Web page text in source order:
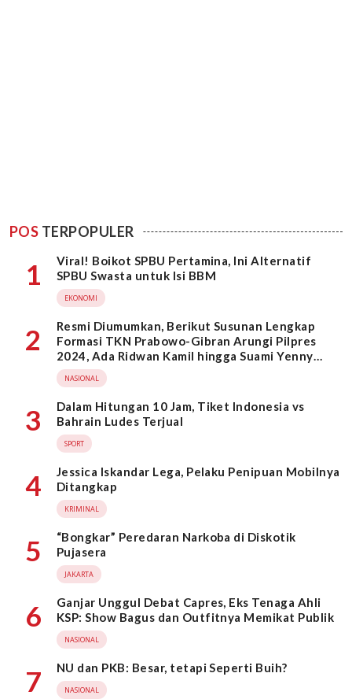
POS TERPOPULER
1
Viral! Boikot SPBU Pertamina, Ini Alternatif
SPBU Swasta untuk Isi BBM
EKONOMI
2
Resmi Diumumkan, Berikut Susunan Lengkap
Formasi TKN Prabowo-Gibran Arungi Pilpres
2024, Ada Ridwan Kamil hingga Suami Yenny
Wahid
NASIONAL
3
Dalam Hitungan 10 Jam, Tiket Indonesia vs
Bahrain Ludes Terjual
SPORT
4
Jessica Iskandar Lega, Pelaku Penipuan Mobilnya
Ditangkap
KRIMINAL
5
“Bongkar” Peredaran Narkoba di Diskotik
Pujasera
JAKARTA
6
Ganjar Unggul Debat Capres, Eks Tenaga Ahli
KSP: Show Bagus dan Outfitnya Memikat Publik
NASIONAL
7 NU dan PKB: Besar, tetapi Seperti Buih?
NASIONAL